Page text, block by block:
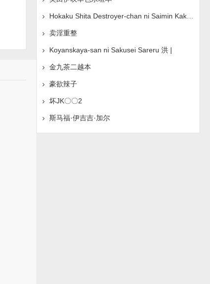
Hokaku Shita Destroyer-chan ni Saimin Kakete Ichai
卖淫重整
Koyanskaya-san ni Sakusei Sareru 洪 |
金九茶二越本
豪欲辣子
坏JK〇〇2
斯马福·伊吉吉·加尔